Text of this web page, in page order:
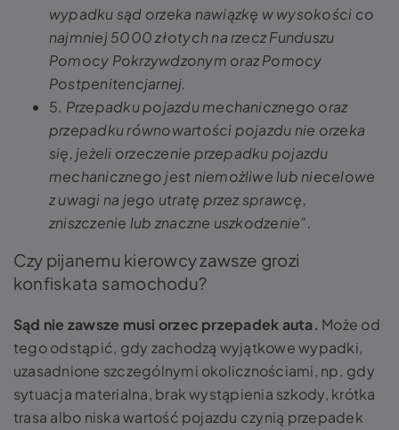
wypadku sąd orzeka nawiązkę w wysokości co
najmniej 5000 złotych na rzecz Funduszu
Pomocy Pokrzywdzonym oraz Pomocy
Postpenitencjarnej.
5. Przepadku pojazdu mechanicznego oraz
przepadku równowartości pojazdu nie orzeka
się, jeżeli orzeczenie przepadku pojazdu
mechanicznego jest niemożliwe lub niecelowe
z uwagi na jego utratę przez sprawcę,
zniszczenie lub znaczne uszkodzenie”.
Czy pijanemu kierowcy zawsze grozi
konfiskata samochodu?
Sąd nie zawsze musi orzec przepadek auta. Może od
tego odstąpić, gdy zachodzą wyjątkowe wypadki,
uzasadnione szczególnymi okolicznościami, np. gdy
sytuacja materialna, brak wystąpienia szkody, krótka
trasa albo niska wartość pojazdu czynią przepadek